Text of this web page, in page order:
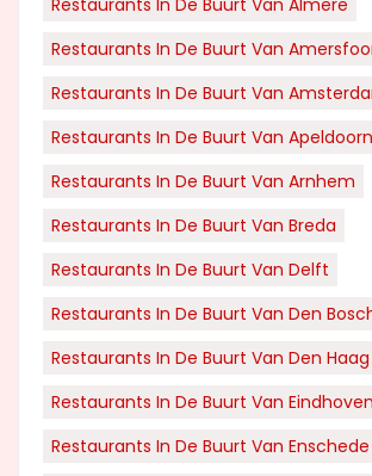
Restaurants In De Buurt Van
Restaurants In De Buurt Van
Restaurants In De Buurt Van Apeldoorn
Restaurants In De Buurt Van Arnhem
Restaurants In De Buurt Van Breda
Restaurants In De Buurt Van Delft
Restaurants In De Buurt Van Den
Restaurants In De Buurt Van Den Haag
Restaurants In De Buurt Van Eindhoven
Restaurants In De Buurt Van Enschede